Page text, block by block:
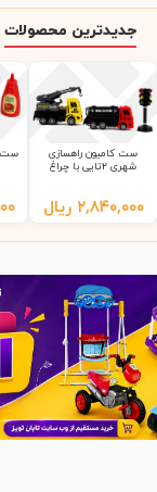
جدیدترین محصولات
ست کامیون راهسازی
شهری 2تایی با چراغ
۲,۸۴۰,۰۰۰ ریال
ست